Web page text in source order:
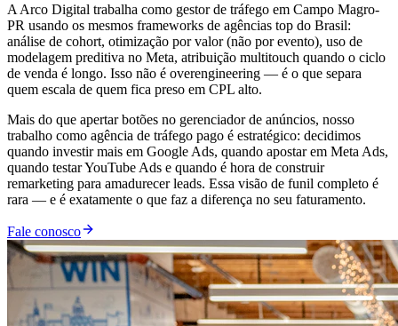
A Arco Digital trabalha como gestor de tráfego em Campo Magro-
PR usando os mesmos frameworks de agências top do Brasil:
análise de cohort, otimização por valor (não por evento), uso de
modelagem preditiva no Meta, atribuição multitouch quando o ciclo
de venda é longo. Isso não é overengineering — é o que separa
quem escala de quem fica preso em CPL alto.
Mais do que apertar botões no gerenciador de anúncios, nosso
trabalho como agência de tráfego pago é estratégico: decidimos
quando investir mais em Google Ads, quando apostar em Meta Ads,
quando testar YouTube Ads e quando é hora de construir
remarketing para amadurecer leads. Essa visão de funil completo é
rara — e é exatamente o que faz a diferença no seu faturamento.
Fale conosco